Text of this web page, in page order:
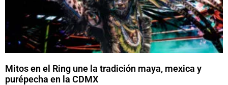
Mitos en el Ring une la tradición maya, mexica y
purépecha en la CDMX